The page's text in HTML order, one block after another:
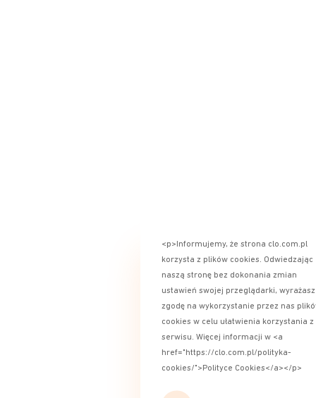
<p>Informujemy, że strona clo.com.pl
korzysta z plików cookies. Odwiedzając
naszą stronę bez dokonania zmian
ustawień swojej przeglądarki, wyrażasz
zgodę na wykorzystanie przez nas
cookies w celu ułatwienia korzystania z
serwisu. Więcej informacji w <a
href="https://clo.com.pl/polityka-
cookies/">Polityce Cookies</a></p>